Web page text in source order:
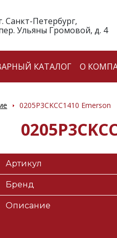
Санкт-Петербург,
Ульяны Громовой, д. 4
КАТАЛОГ О
0205P3CKCC1410 Emerson
Артикул
Бренд
Описание